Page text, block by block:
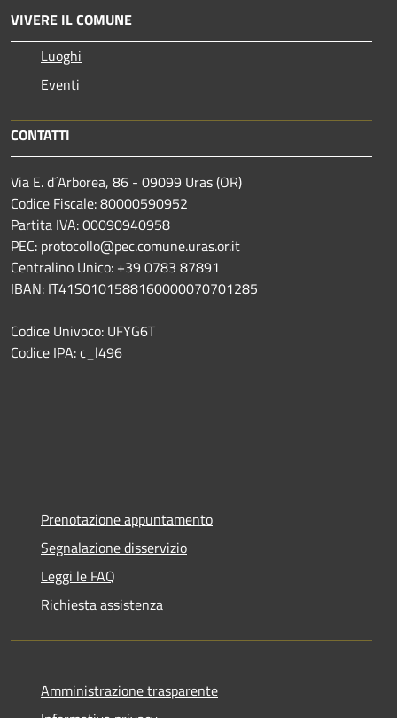
VIVERE IL COMUNE
Luoghi
Eventi
CONTATTI
Via E. d´Arborea, 86 - 09099 Uras (OR)
Codice Fiscale: 80000590952
Partita IVA: 00090940958
PEC: protocollo@pec.comune.uras.or.it
Centralino Unico: +39 0783 87891
IBAN: IT41S0101588160000070701285
Codice Univoco: UFYG6T
Codice IPA: c_l496
Prenotazione appuntamento
Segnalazione disservizio
Leggi le FAQ
Richiesta assistenza
Amministrazione trasparente